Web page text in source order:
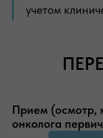
учетом
Прием (осмотр,
онколога